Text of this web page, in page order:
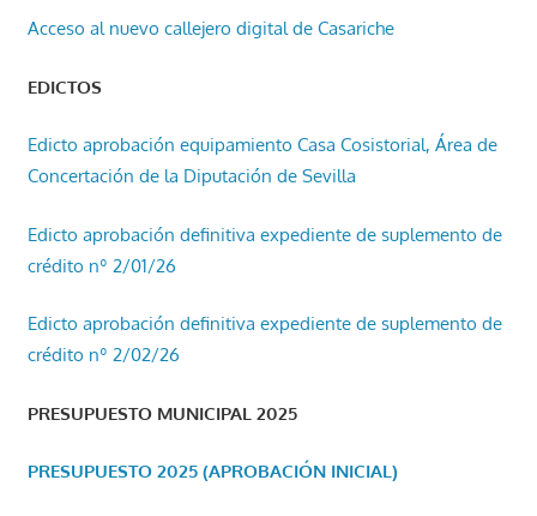
Acceso al nuevo callejero digital de Casariche
EDICTOS
Edicto aprobación equipamiento Casa Cosistorial, Área de
Concertación de la Diputación de Sevilla
Edicto aprobación definitiva expediente de suplemento de
crédito nº 2/01/26
Edicto aprobación definitiva expediente de suplemento de
crédito nº 2/02/26
PRESUPUESTO MUNICIPAL 2025
PRESUPUESTO 2025 (APROBACIÓN INICIAL)